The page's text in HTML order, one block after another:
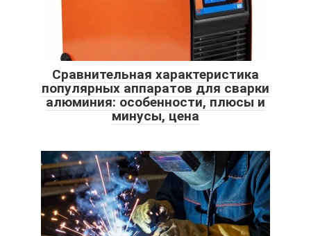
Сравнительная характеристика
популярных аппаратов для сварки
алюминия: особенности, плюсы и
минусы, цена